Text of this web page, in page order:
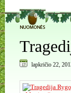
0
lapkričio 22,